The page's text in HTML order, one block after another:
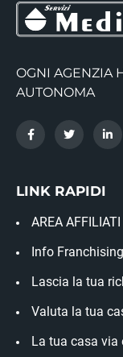
OGNI AGENZIA
AUTONOMA
LINK RAPIDI
AREA AFFILIATI
Info Franchising
Lascia la tua
Valuta la tua
La tua casa via